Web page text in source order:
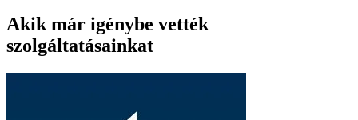
Akik már igénybe vették
szolgáltatásainkat